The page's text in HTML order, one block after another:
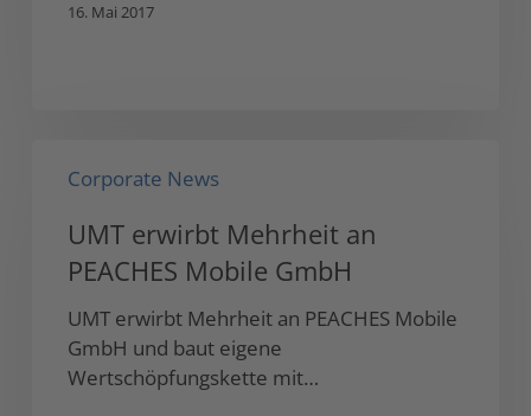
16. Mai 2017
erwirbt
PEACHES
GmbH
Corporate News
UMT erwirbt Mehrheit an
PEACHES Mobile GmbH
UMT erwirbt Mehrheit an PEACHES Mobile
GmbH und baut eigene
Wertschöpfungskette mit…